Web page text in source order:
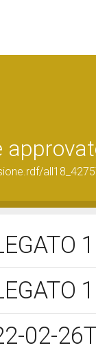
02-